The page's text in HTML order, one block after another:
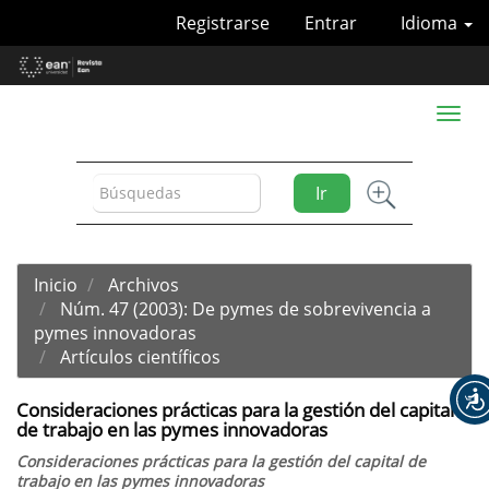
Contenido
principal
Idioma
Registrarse Entrar
Ir
Toggle
Inicio
Archivos
Núm. 47 (2003): De pymes de sobrevivencia a
pymes innovadoras
Artículos científicos
Consideraciones prácticas para la gestión del capital
de trabajo en las pymes innovadoras
Consideraciones prácticas para la gestión del capital de
trabajo en las pymes innovadoras